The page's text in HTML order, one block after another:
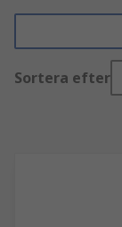
Sortera efter